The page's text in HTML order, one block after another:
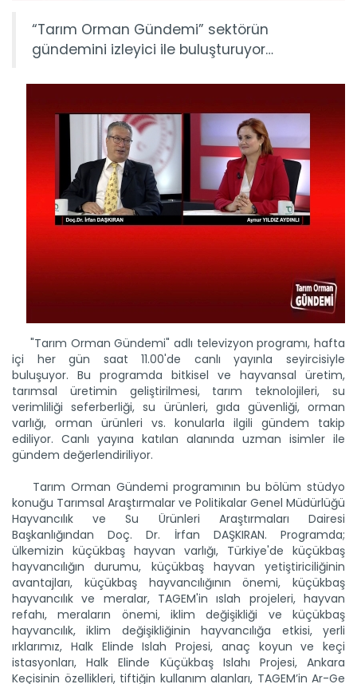
“Tarım Orman Gündemi” sektörün
gündemini izleyici ile buluşturuyor…
"Tarım Orman Gündemi" adlı televizyon programı, hafta
içi her gün saat 11.00'de canlı yayınla seyircisiyle
buluşuyor. Bu programda bitkisel ve hayvansal üretim,
tarımsal üretimin geliştirilmesi, tarım teknolojileri, su
verimliliği seferberliği, su ürünleri, gıda güvenliği, orman
varlığı, orman ürünleri vs. konularla ilgili gündem takip
ediliyor. Canlı yayına katılan alanında uzman isimler ile
gündem değerlendiriliyor.
Tarım Orman Gündemi programının bu bölüm stüdyo
konuğu Tarımsal Araştırmalar ve Politikalar Genel Müdürlüğü
Hayvancılık ve Su Ürünleri Araştırmaları Dairesi
Başkanlığından Doç. Dr. İrfan DAŞKIRAN. Programda;
ülkemizin küçükbaş hayvan varlığı, Türkiye'de küçükbaş
hayvancılığın durumu, küçükbaş hayvan yetiştiriciliğinin
avantajları, küçükbaş hayvancılığının önemi, küçükbaş
hayvancılık ve meralar, TAGEM'in ıslah projeleri, hayvan
refahı, meraların önemi, iklim değişikliği ve küçükbaş
hayvancılık, iklim değişikliğinin hayvancılığa etkisi, yerli
ırklarımız, Halk Elinde Islah Projesi, anaç koyun ve keçi
istasyonları, Halk Elinde Küçükbaş Islahı Projesi, Ankara
Keçisinin özellikleri, tiftiğin kullanım alanları, TAGEM’in Ar-Ge
Tarım Orman Gündemi 15.06.2026
“Tarım Orman Gündemi” sektörün gündemini izleyici ile...
Devamını Oku ->
Tarım Orman Gündemi 12.06.2026
“Tarım Orman Gündemi” sektörün gündemini izleyici ile...
Devamını Oku ->